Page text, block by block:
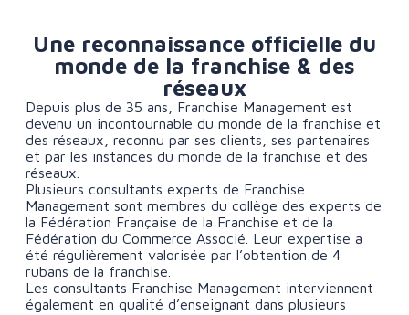
Une reconnaissance officielle du
monde de la franchise & des
réseaux
Depuis plus de 35 ans, Franchise Management est
devenu un incontournable du monde de la franchise et
des réseaux, reconnu par ses clients, ses partenaires
et par les instances du monde de la franchise et des
réseaux.
Plusieurs consultants experts de Franchise
Management sont membres du collège des experts de
la Fédération Française de la Franchise et de la
Fédération du Commerce Associé. Leur expertise a
été régulièrement valorisée par l’obtention de 4
rubans de la franchise
Les consultants Franchise Management interviennent
également en qualité d’enseignant dans plusieurs